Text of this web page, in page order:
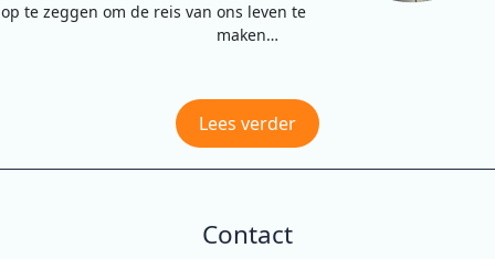
op te zeggen om de reis van ons leven te
maken…
Lees verder
Contact